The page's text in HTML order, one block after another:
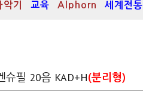
악기 교육 Alphorn 세계전통
슈필 20음 KAD+H(분리형)